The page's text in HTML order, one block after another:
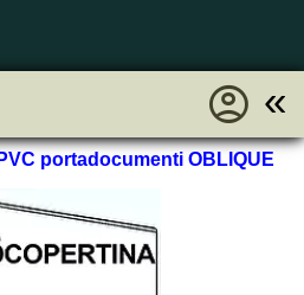
«
account_circle
portadocumenti OBLIQUE